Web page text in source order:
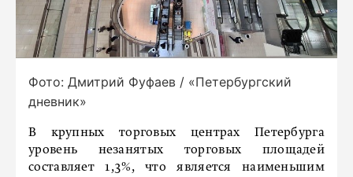
Фото: Дмитрий Фуфаев / «Петербургский
дневник»
В крупных торговых центрах Петербурга
уровень незанятых торговых площадей
составляет 1,3%, что является наименьшим